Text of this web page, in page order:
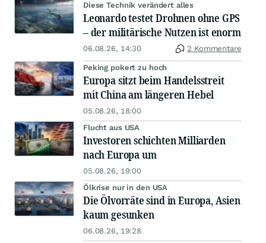
Diese Technik verändert alles
Leonardo testet Drohnen ohne GPS
– der militärische Nutzen ist enorm
06.08.26, 14:30 2 Kommentare
Peking pokert zu hoch
Europa sitzt beim Handelsstreit
mit China am längeren Hebel
05.08.26, 18:00
Flucht aus USA
Investoren schichten Milliarden
nach Europa um
05.08.26, 19:00
Ölkrise nur in den USA
Die Ölvorräte sind in Europa, Asien
kaum gesunken
06.08.26, 19:28